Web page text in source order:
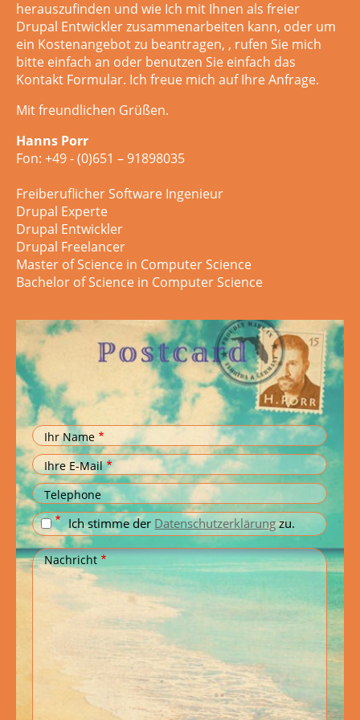
herauszufinden und wie Ich mit Ihnen als freier
Drupal Entwickler zusammenarbeiten kann, oder um
ein Kostenangebot zu beantragen, , rufen Sie mich
bitte einfach an oder benutzen Sie einfach das
Kontakt Formular. Ich freue mich auf Ihre Anfrage.
Mit freundlichen Grüßen.
Hanns Porr
Fon: +49 - (0)651 – 91898035
Freiberuflicher Software Ingenieur
Drupal Experte
Drupal Entwickler
Drupal Freelancer
Master of Science in Computer Science
Bachelor of Science in Computer Science
Ihr Name
Ihre E-Mail
Telephone
Ich stimme der Datenschutzerklärungzu.
Nachricht